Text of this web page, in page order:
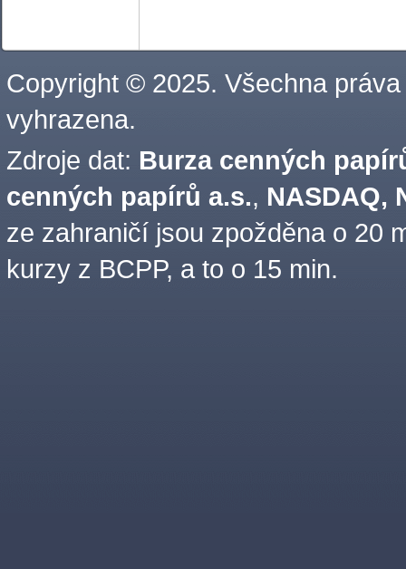
Copyright © 2025. Všechna práva
vyhrazena.
Zdroje dat: Burza cenných
cenných papírů a.s., NASDAQ,
ze zahraničí jsou zpožděna o 20
kurzy z BCPP, a to o 15 min.